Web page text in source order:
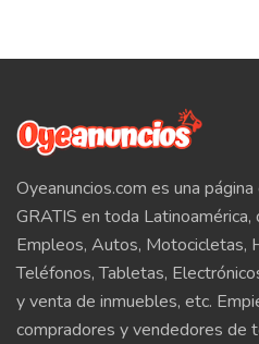
Oyeanuncios.com es una
GRATIS en toda
Empleos, Autos, Motocicletas,
Teléfonos, Tabletas,
y venta de inmuebles, etc.
compradores y vendedores de